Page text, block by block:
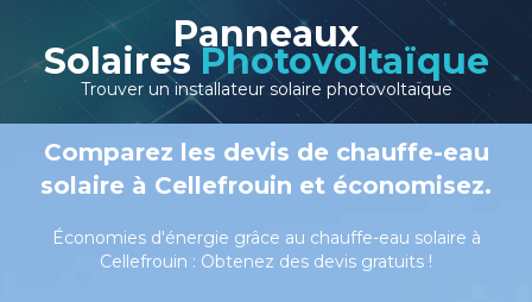
Panneaux
Solaires Photovoltaïque
Trouver un installateur solaire photovoltaïque
Comparez les devis de chauffe-eau
solaire à Cellefrouin et économisez.
Économies d'énergie grâce au chauffe-eau solaire à
Cellefrouin : Obtenez des devis gratuits !